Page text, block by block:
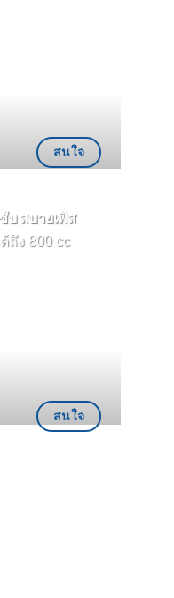
สนใจ
บ สบายเพิส
ถึง 800 cc
สนใจ